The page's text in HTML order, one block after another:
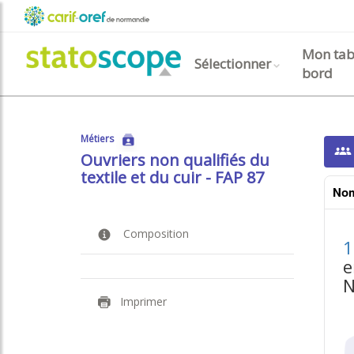
Aller
principal
Menu
carif-
Navigation
Sélectionner
Mon
bord
User
anonyme
Métiers
Ouvriers non qualifiés du
textile et du cuir - FAP 87
Composition
Imprimer